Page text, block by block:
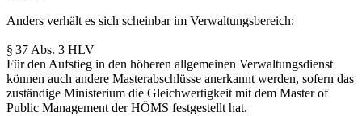
Anders verhält es sich scheinbar im Verwaltungsbereich:
§ 37 Abs. 3 HLV
Für den Aufstieg in den höheren allgemeinen Verwaltungsdienst
können auch andere Masterabschlüsse anerkannt werden, sofern das
zuständige Ministerium die Gleichwertigkeit mit dem Master of
Public Management der HÖMS festgestellt hat.